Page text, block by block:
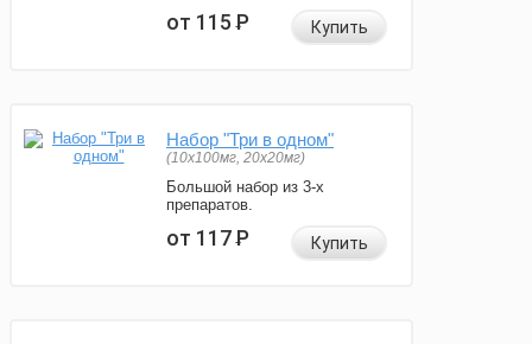
от 115Р Купить
Набор "Три в одном"
(10x100мг, 20x20мг)
Большой набор из 3-х
препаратов.
от 117Р Купить